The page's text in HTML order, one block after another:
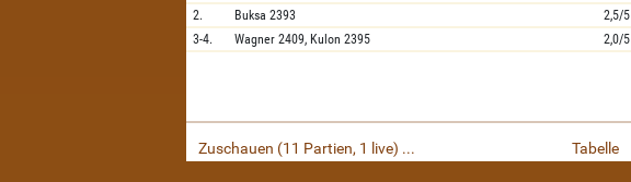
2.
Buksa 2393
2,5/5
3-4.
Wagner 2409, Kulon 2395 2,0/5
Zuschauen (11 Partien, 1 live) ... Tabelle